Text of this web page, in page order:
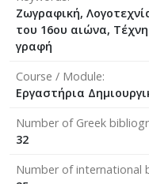
Ζωγραφική,
του 16ου αιώνα,
γραφή
Course / Module
Εργαστήρια
Number of Greek
32
Number of international